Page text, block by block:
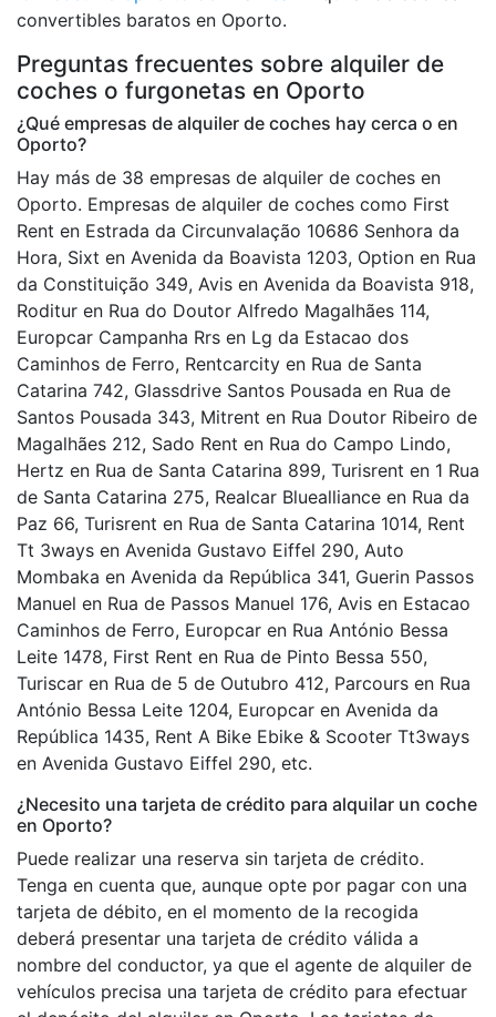
convertibles baratos en Oporto.
Preguntas frecuentes sobre alquiler de
coches o furgonetas en Oporto
¿Qué empresas de alquiler de coches hay cerca o en
Oporto?
Hay más de 38 empresas de alquiler de coches en
Oporto. Empresas de alquiler de coches como First
Rent en Estrada da Circunvalação 10686 Senhora da
Hora, Sixt en Avenida da Boavista 1203, Option en Rua
da Constituição 349, Avis en Avenida da Boavista 918,
Roditur en Rua do Doutor Alfredo Magalhães 114,
Europcar Campanha Rrs en Lg da Estacao dos
Caminhos de Ferro, Rentcarcity en Rua de Santa
Catarina 742, Glassdrive Santos Pousada en Rua de
Santos Pousada 343, Mitrent en Rua Doutor Ribeiro de
Magalhães 212, Sado Rent en Rua do Campo Lindo,
Hertz en Rua de Santa Catarina 899, Turisrent en 1 Rua
de Santa Catarina 275, Realcar Bluealliance en Rua da
Paz 66, Turisrent en Rua de Santa Catarina 1014, Rent
Tt 3ways en Avenida Gustavo Eiffel 290, Auto
Mombaka en Avenida da República 341, Guerin Passos
Manuel en Rua de Passos Manuel 176, Avis en Estacao
Caminhos de Ferro, Europcar en Rua António Bessa
Leite 1478, First Rent en Rua de Pinto Bessa 550,
Turiscar en Rua de 5 de Outubro 412, Parcours en Rua
António Bessa Leite 1204, Europcar en Avenida da
República 1435, Rent A Bike Ebike & Scooter Tt3ways
en Avenida Gustavo Eiffel 290, etc.
¿Necesito una tarjeta de crédito para alquilar un coche
en Oporto?
Puede realizar una reserva sin tarjeta de crédito.
Tenga en cuenta que, aunque opte por pagar con una
tarjeta de débito, en el momento de la recogida
deberá presentar una tarjeta de crédito válida a
nombre del conductor, ya que el agente de alquiler de
vehículos precisa una tarjeta de crédito para efectuar